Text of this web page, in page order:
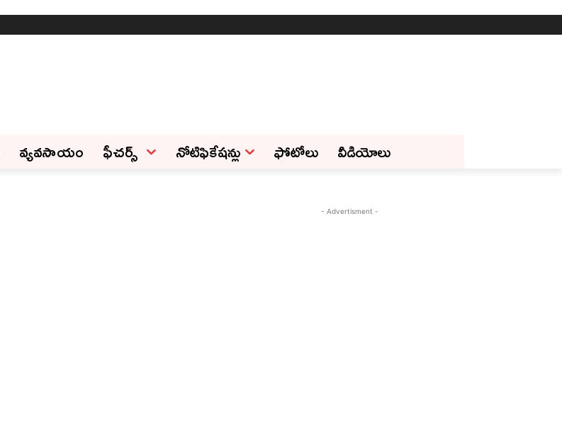
వ్యవసాయం ఫీచ‌ర్స్ ‌ నోటిఫికేషన్లు ఫోటోలు వీడియోలు
- Advertisment -